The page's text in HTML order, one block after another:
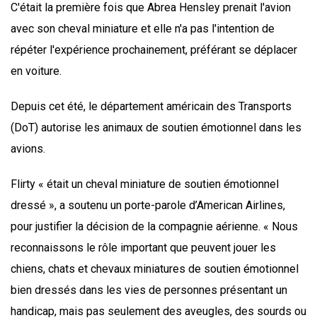
C'était la première fois que Abrea Hensley prenait l'avion
avec son cheval miniature et elle n'a pas l'intention de
répéter l'expérience prochainement, préférant se déplacer
en voiture.
Depuis cet été, le département américain des Transports
(DoT) autorise les animaux de soutien émotionnel dans les
avions.
Flirty « était un cheval miniature de soutien émotionnel
dressé », a soutenu un porte-parole d’American Airlines,
pour justifier la décision de la compagnie aérienne. « Nous
reconnaissons le rôle important que peuvent jouer les
chiens, chats et chevaux miniatures de soutien émotionnel
bien dressés dans les vies de personnes présentant un
handicap, mais pas seulement des aveugles, des sourds ou